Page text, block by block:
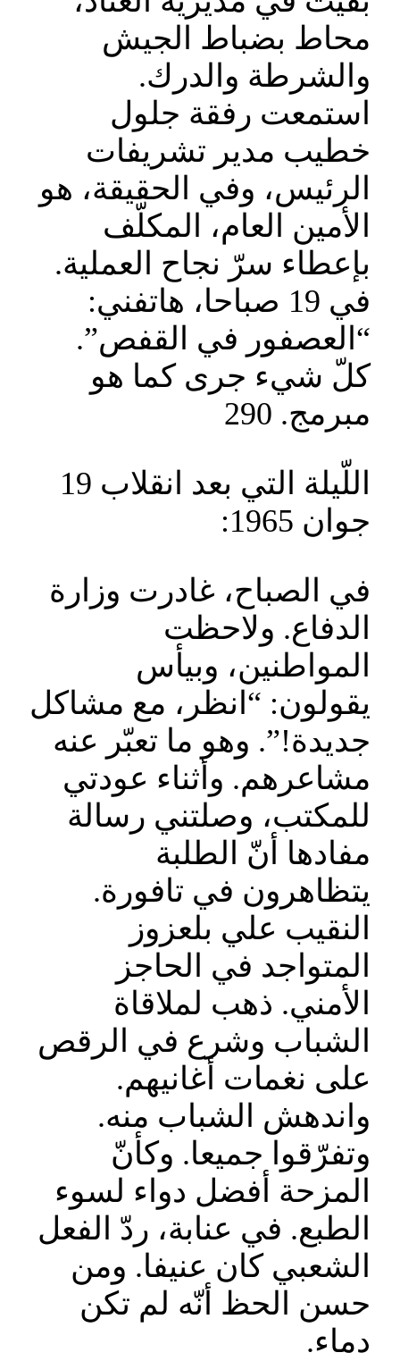
محاط بضباط الجيش
والشرطة والدرك.
استمعت رفقة جلول
خطيب مدير تشريفات
الرئيس، وفي الحقيقة، هو
الأمين العام، المكلّف
بإعطاء سرّ نجاح العملية.
في 19 صباحا، هاتفني:
“العصفور في القفص”.
كلّ شيء جرى كما هو
مبرمج. 290
اللّيلة التي بعد انقلاب 19
جوان 1965:
في الصباح، غادرت وزارة
الدفاع. ولاحظت
المواطنين، وبيأس
يقولون: “انظر، مع مشاكل
جديدة!”. وهو ما تعبّر عنه
مشاعرهم. وأثناء عودتي
للمكتب، وصلتني رسالة
مفادها أنّ الطلبة
يتظاهرون في تافورة.
النقيب علي بلعزوز
المتواجد في الحاجز
الأمني. ذهب لملاقاة
الشباب وشرع في الرقص
على نغمات أغانيهم.
واندهش الشباب منه.
وتفرّقوا جميعا. وكأنّ
المزحة أفضل دواء لسوء
الطبع. في عنابة، ردّ الفعل
الشعبي كان عنيفا. ومن
حسن الحظ أنّه لم تكن
دماء.